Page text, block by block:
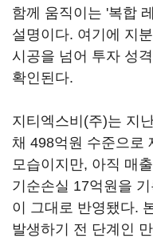
함께 움직이는 '복합
설명이다. 여기에 지
시공을 넘어 투자 성
확인된다.
지티엑스비(주)는 지
채 498억원 수준으로
모습이지만, 아직 매
기순손실 17억원을
이 그대로 반영됐다.
발생하기 전 단계인